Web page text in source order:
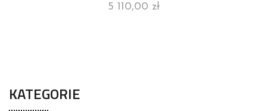
5 110,00 zł
KATEGORIE